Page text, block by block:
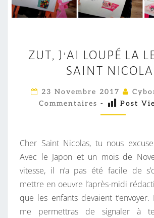
U
T
J
’
I
L
O
U
P
É
ZUT, J’AI LOUPÉ LA
SAINT
23 Novembre 2017
Commentaires - Post
Cher Saint Nicolas, tu nous
Avec le Japon et un mois de
vitesse, il n’a pas été facile de
mettre en oeuvre l’après-midi
que les enfants devaient t’envoyer.
me permettras de signaler à